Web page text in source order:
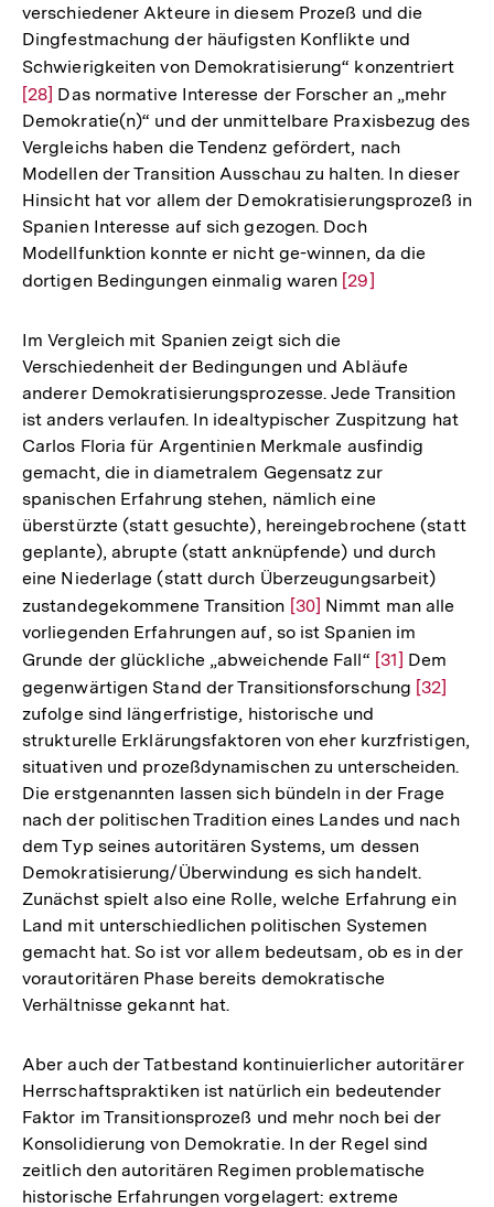
verschiedener Akteure in diesem Prozeß und die
Dingfestmachung der häufigsten Konflikte und
Schwierigkeiten von Demokratisierung“ konzentriert
der
[28] Das normative Interesse der Forscher an „mehr
Demokratie(n)“ und der unmittelbare Praxisbezug des
Vergleichs haben die Tendenz gefördert, nach
Modellen der Transition Ausschau zu halten. In dieser
Hinsicht hat vor allem der Demokratisierungsprozeß in
Spanien Interesse auf sich gezogen. Doch
Modellfunktion konnte er nicht ge-winnen, da die
dortigen Bedingungen einmalig waren Zur
Fußnote
[29]
Im Vergleich mit Spanien zeigt sich die
Verschiedenheit der Bedingungen und Abläufe
anderer Demokratisierungsprozesse. Jede Transition
ist anders verlaufen. In idealtypischer Zuspitzung hat
Carlos Floria für Argentinien Merkmale ausfindig
gemacht, die in diametralem Gegensatz zur
spanischen Erfahrung stehen, nämlich eine
überstürzte (statt gesuchte), hereingebrochene (statt
geplante), abrupte (statt anknüpfende) und durch
eine Niederlage (statt durch Überzeugungsarbeit)
zustandegekommene Transition Zur
Auflösung
der
Fußnote
[30] Nimmt man alle
vorliegenden Erfahrungen auf, so ist Spanien im
Grunde der glückliche „abweichende Fall“ Zur
Auflösung
Fußnote
[31] Dem
gegenwärtigen Stand der Transitionsforschung Zur
der
Fußnote
[32]
zufolge sind längerfristige, historische und
strukturelle Erklärungsfaktoren von eher kurzfristigen,
situativen und prozeßdynamischen zu unterscheiden.
Die erstgenannten lassen sich bündeln in der Frage
nach der politischen Tradition eines Landes und nach
dem Typ seines autoritären Systems, um dessen
Demokratisierung/Überwindung es sich handelt.
Zunächst spielt also eine Rolle, welche Erfahrung ein
Land mit unterschiedlichen politischen Systemen
gemacht hat. So ist vor allem bedeutsam, ob es in der
vorautoritären Phase bereits demokratische
Verhältnisse gekannt hat.
Aber auch der Tatbestand kontinuierlicher autoritärer
Herrschaftspraktiken ist natürlich ein bedeutender
Faktor im Transitionsprozeß und mehr noch bei der
Konsolidierung von Demokratie. In der Regel sind
zeitlich den autoritären Regimen problematische
historische Erfahrungen vorgelagert: extreme